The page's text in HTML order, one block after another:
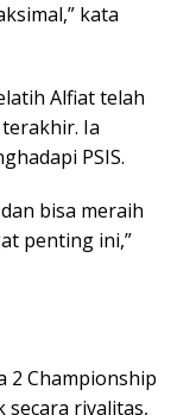
kata
Alfiat telah
Ia
PSIS.
bisa meraih
penting ini,”
2 Championship
secara rivalitas,